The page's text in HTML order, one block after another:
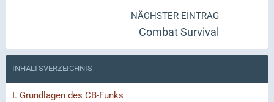
NÄCHSTER EINTRAG
Combat Survival
INHALTSVERZEICHNIS
I. Grundlagen des CB-Funks